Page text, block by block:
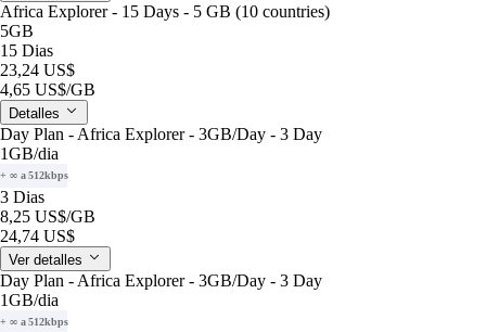
Africa Explorer - 15 Days - 5 GB (10 countries)
5GB
15 Dias
23,24 US$
4,65 US$/GB
Detalles
Day Plan - Africa Explorer - 3GB/Day - 3 Day
1GB/dia
+ ∞ a 512kbps
3 Dias
8,25 US$/GB
24,74 US$
Ver detalles
Day Plan - Africa Explorer - 3GB/Day - 3 Day
1GB/dia
+ ∞ a 512kbps